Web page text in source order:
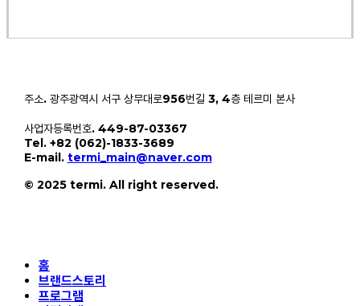
주소. 광주광역시 서구 상무대로956번길 3, 4층 테르미 본사
사업자등록번호. 449-87-03367
Tel. +82 (062)-1833-3689
E-mail. termi_main@naver.com
© 2025 termi. All right reserved.
Close
Menu
홈
브랜드스토리
프로그램